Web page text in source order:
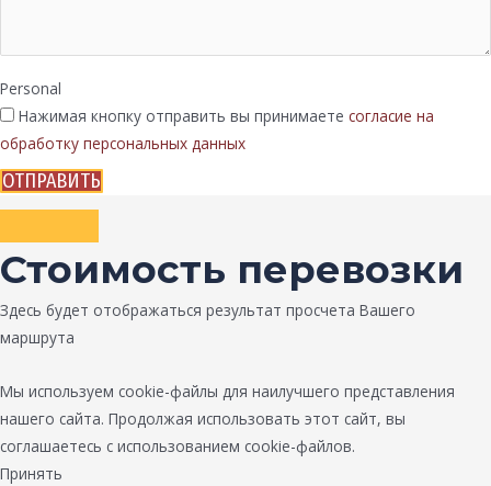
Personal
Нажимая кнопку отправить вы принимаете согласие на
обработку персональных данных
ОТПРАВИТЬ
Стоимость перевозки
Здесь будет отображаться результат просчета Вашего
маршрута
Мы используем cookie-файлы для наилучшего представления
нашего сайта. Продолжая использовать этот сайт, вы
соглашаетесь с использованием cookie-файлов.
Принять